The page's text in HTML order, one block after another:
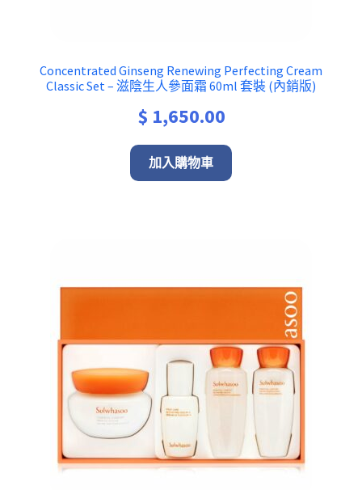
Concentrated Ginseng Renewing Perfecting Cream
Classic Set – 滋陰生人參面霜 60ml 套裝 (內銷版)
$ 1,650.00
加入購物車